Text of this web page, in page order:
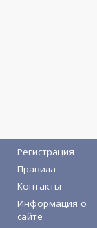
Регистрация
Правила
Контакты
Информация о
сайте